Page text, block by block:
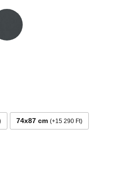
74x87 cm +15 290 Ft